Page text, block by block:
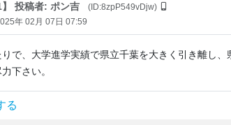
】 投稿者: ポン吉
(ID:8zpP549vDjw)
年 02月 07日 07:59
で、大学進学実績で県立千葉を大きく引き離し
下さい。
る